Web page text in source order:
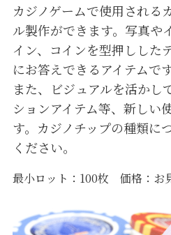
カジノゲームで使用される
ル製作ができます。写真や
イン、コインを型押しした
にお答えできるアイテムです
また、ビジュアルを活かし
ションアイテム等、新しい
す。カジノチップの種類に
ください。
最小ロット：100枚 価格：お